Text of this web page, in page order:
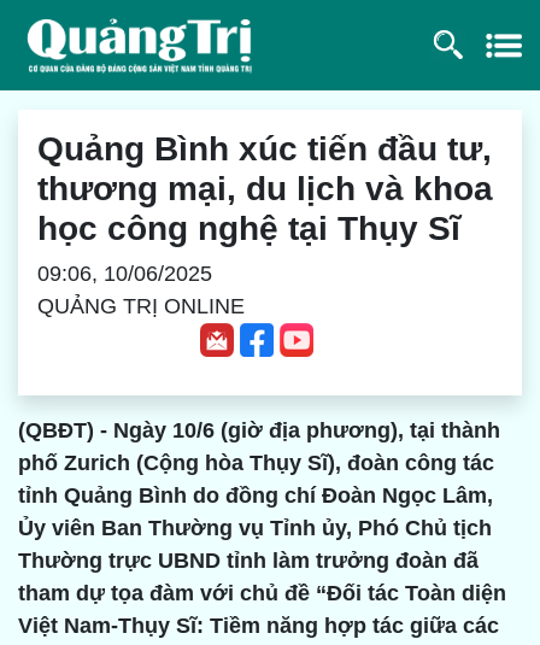
Quảng Bình xúc tiến đầu tư,
thương mại, du lịch và khoa
học công nghệ tại Thụy Sĩ
09:06, 10/06/2025
QUẢNG TRỊ ONLINE
(QBĐT) - Ngày 10/6 (giờ địa phương), tại thành
phố Zurich (Cộng hòa Thụy Sĩ), đoàn công tác
tỉnh Quảng Bình do đồng chí Đoàn Ngọc Lâm,
Ủy viên Ban Thường vụ Tỉnh ủy, Phó Chủ tịch
Thường trực UBND tỉnh làm trưởng đoàn đã
tham dự tọa đàm với chủ đề “Đối tác Toàn diện
Việt Nam-Thụy Sĩ: Tiềm năng hợp tác giữa các